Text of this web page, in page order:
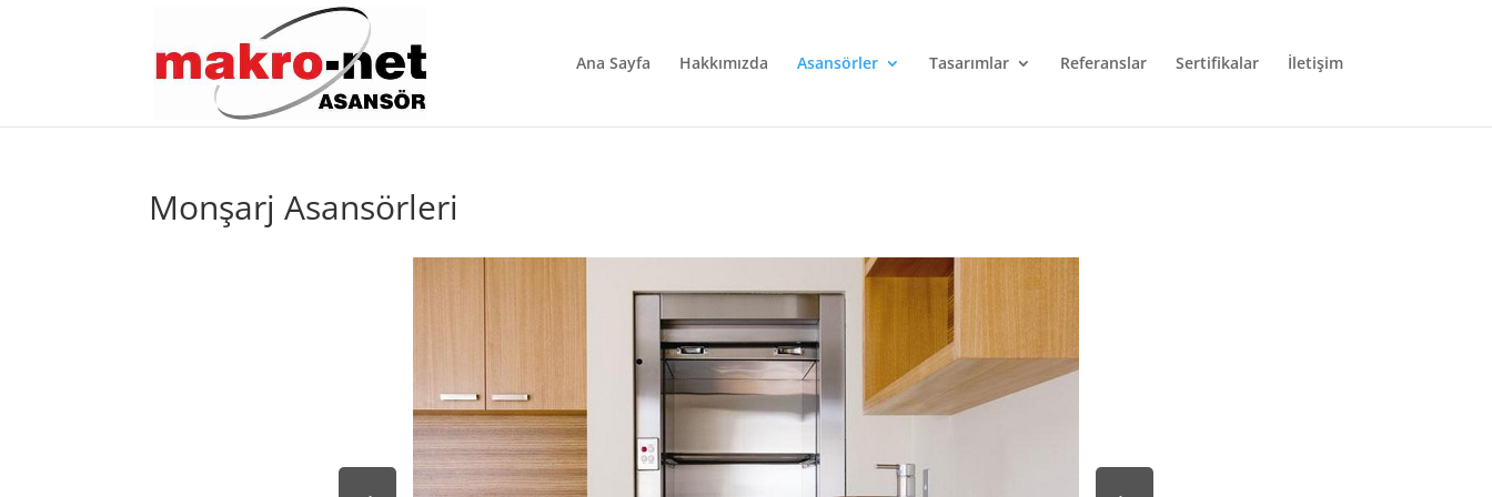
Ana Sayfa Hakkımızda Asansörler Tasarımlar Referanslar Sertifikalar İletişim
Monşarj Asansörleri